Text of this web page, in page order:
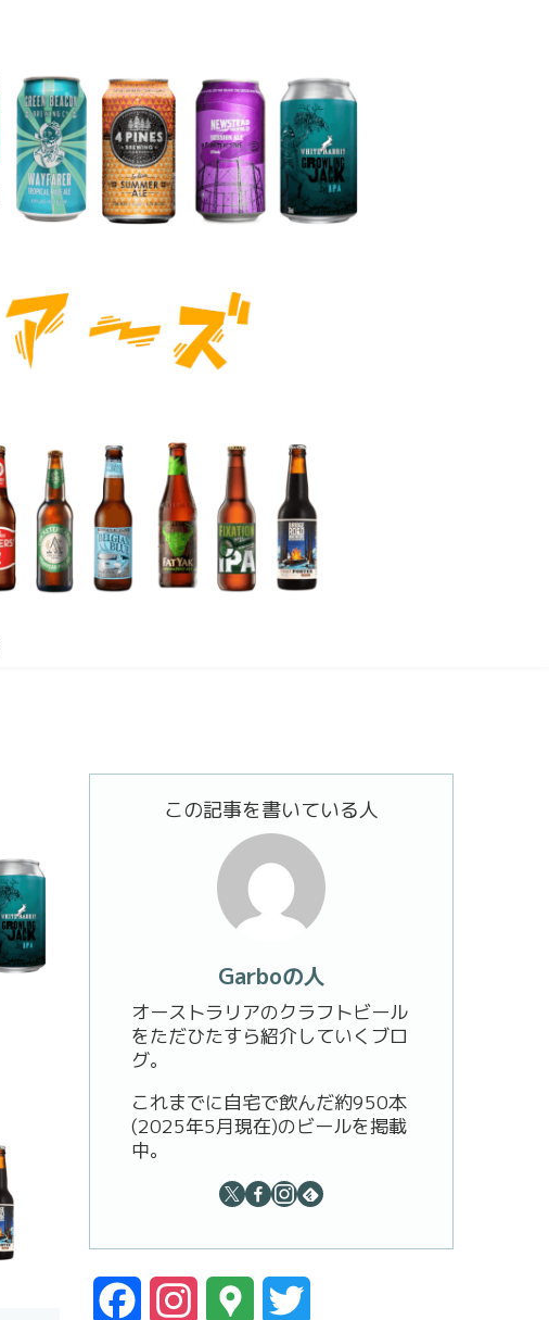
この記事を書いている人
Garboの人
オーストラリアのクラフトビール
をただひたすら紹介していくブロ
グ。
これまでに自宅で飲んだ約950本
(2025年5月現在)のビールを掲載
中。